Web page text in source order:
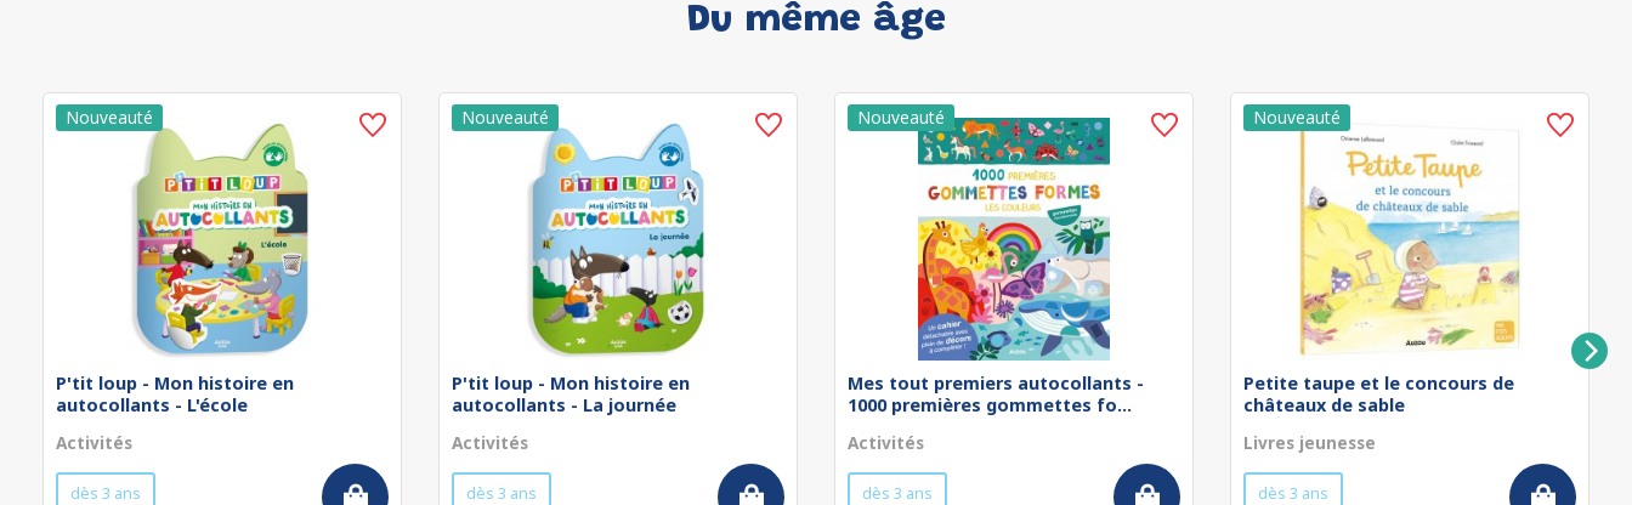
Du même âge
P'tit loup - Mon histoire en
autocollants - L'école
Activités
dès 3 ans
P'tit loup - Mon histoire en
autocollants - La journée
Activités
dès 3 ans
Mes tout premiers autocollants -
1000 premières gommettes fo...
Activités
dès 3 ans
Petite taupe et le concours de
châteaux de sable
Livres jeunesse
dès 3 ans